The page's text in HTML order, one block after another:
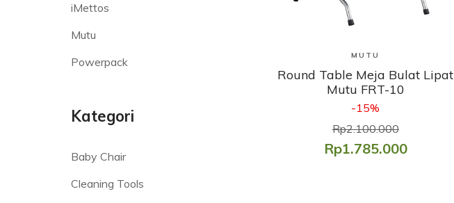
iMettos
Mutu
Powerpack
Kategori
Baby Chair
Cleaning Tools
Lihat Produk
MUTU
Round Table Meja Bulat Lipat
Mutu FRT-10
-15%
Rp2.100.000
Rp1.785.000